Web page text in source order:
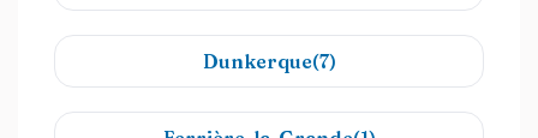
Dunkerque(7)